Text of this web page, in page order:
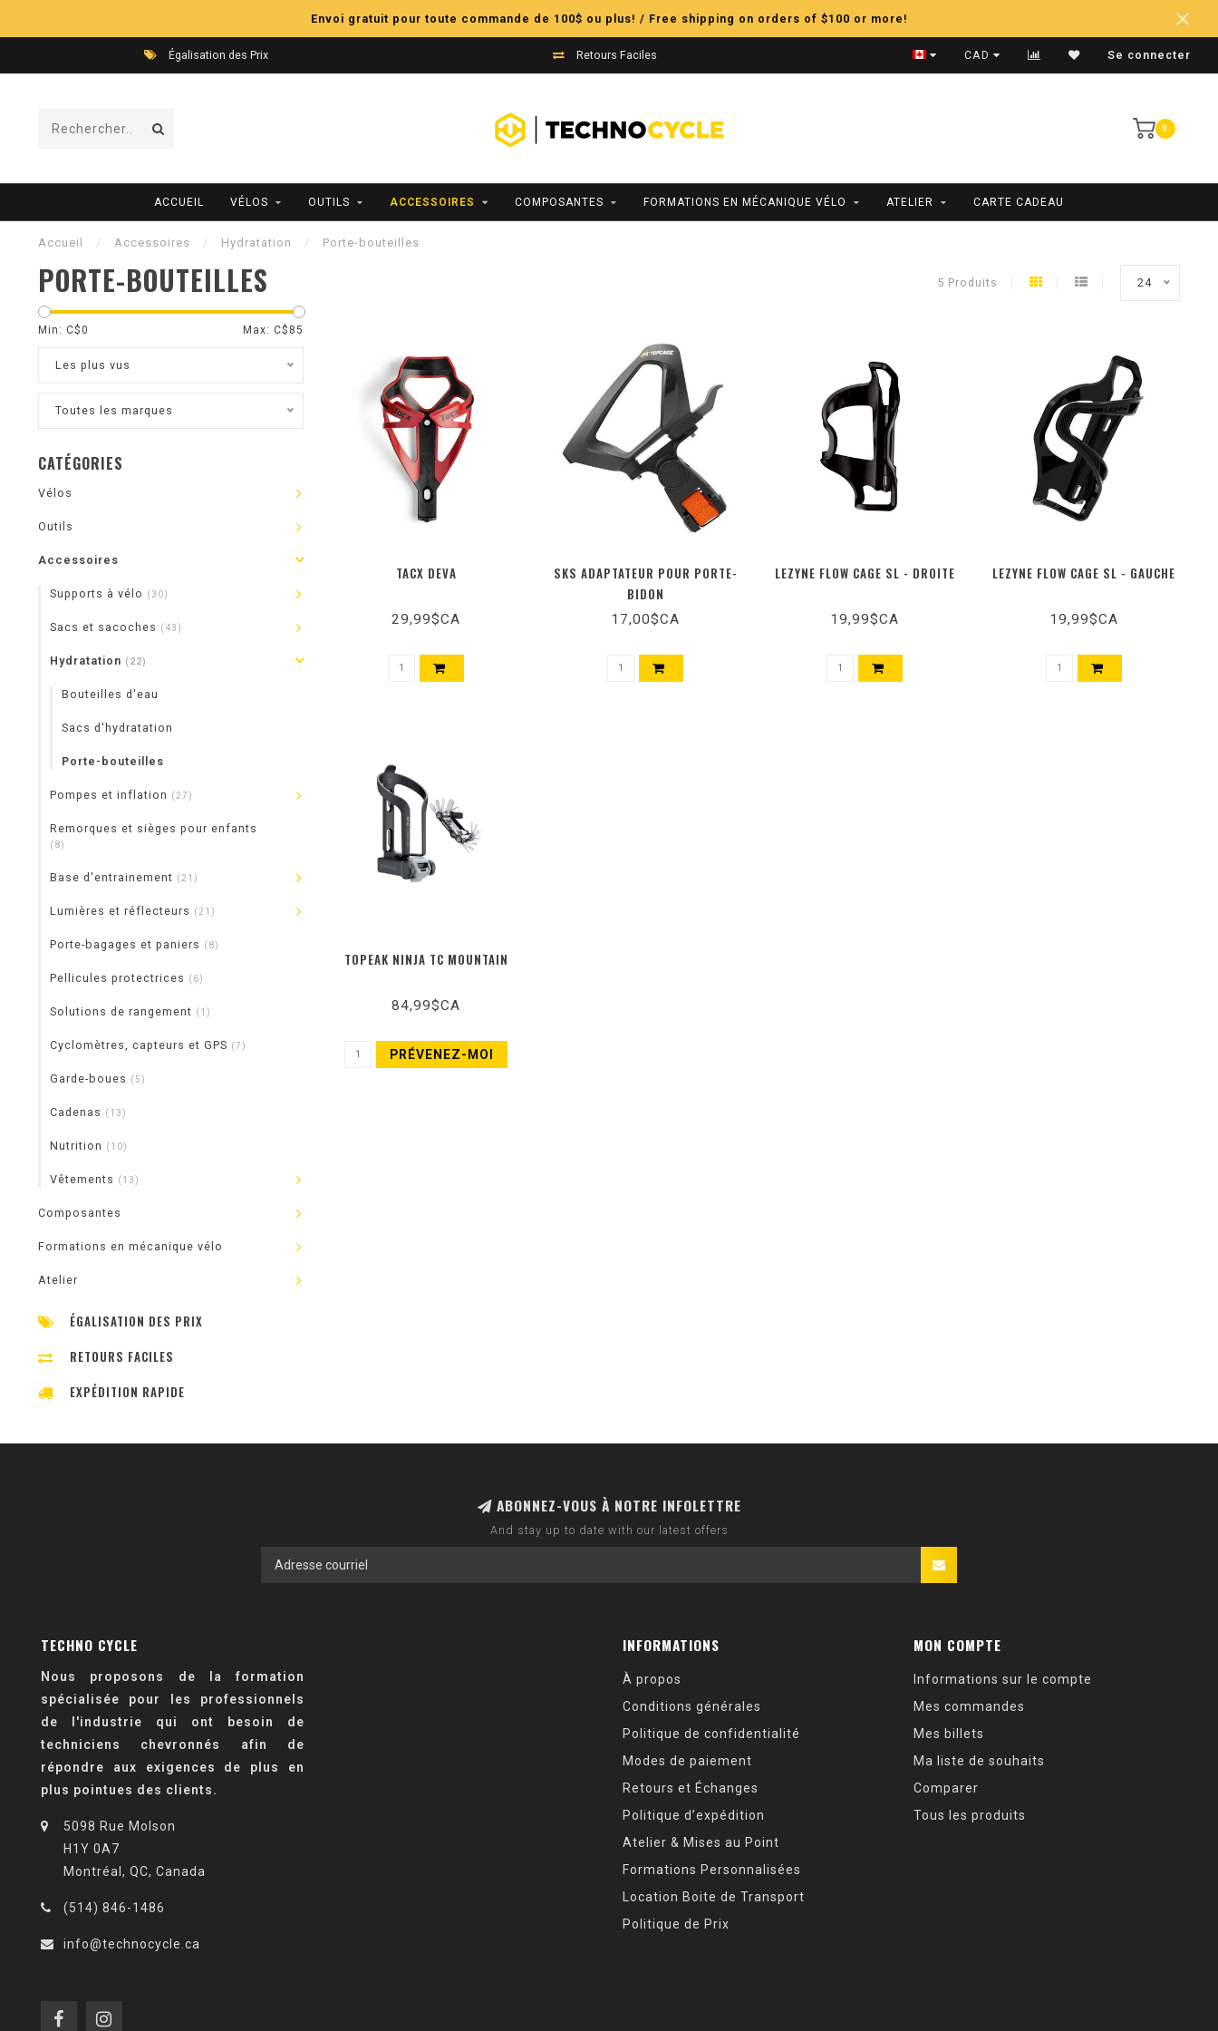
Envoi gratuit pour toute commande de 100$ ou plus! / Free shipping on orders of $100 or more!
Égalisation des Prix Retours Faciles Expédition Rapide
CAD Se connecter
0
ACCUEIL VÉLOS OUTILS ACCESSOIRES COMPOSANTES FORMATIONS EN MÉCANIQUE VÉLO ATELIER CARTE CADEAU
Accueil / Accessoires / Hydratation / Porte-bouteilles
PORTE-BOUTEILLES 5 Produits 24
Min: C$0 Max: C$ 85
Les plus vus
Toutes les marques
CATÉGORIES
Vélos
Outils
Accessoires
Supports à vélo (30)
Sacs et sacoches (43)
Hydratation (22)
Bouteilles d'eau
Sacs d'hydratation
Porte-bouteilles
Pompes et inflation (27)
Remorques et sièges pour enfants
(8)
Base d'entrainement (21)
Lumières et réflecteurs (21)
Porte-bagages et paniers (8)
Pellicules protectrices (6)
Solutions de rangement (1)
Cyclomètres, capteurs et GPS (7)
Garde-boues (5)
Cadenas (13)
Nutrition (10)
Vêtements (13)
Composantes
Formations en mécanique vélo
Atelier
ÉGALISATION DES PRIX
RETOURS FACILES
EXPÉDITION RAPIDE
TACX DEVA
29,99$CA
SKS ADAPTATEUR POUR PORTE-
BIDON
17,00$CA
LEZYNE FLOW CAGE SL - DROITE
19,99$CA
LEZYNE FLOW CAGE SL - GAUCHE
19,99$CA
TOPEAK NINJA TC MOUNTAIN
84,99$CA
PRÉVENEZ-MOI
ABONNEZ-VOUS À NOTRE INFOLETTRE
And stay up to date with our latest offers
TECHNO CYCLE
Nous proposons de la formation
spécialisée pour les professionnels
de l'industrie qui ont besoin de
techniciens chevronnés afin de
répondre aux exigences de plus en
plus pointues des clients.
5098 Rue Molson
H1Y 0A7
Montréal, QC, Canada
(514) 846-1486
info@technocycle.ca
INFORMATIONS
À propos
Conditions générales
Politique de confidentialité
Modes de paiement
Retours et Échanges
Politique d’expédition
Atelier & Mises au Point
Formations Personnalisées
Location Boite de Transport
Politique de Prix
MON COMPTE
Informations sur le compte
Mes commandes
Mes billets
Ma liste de souhaits
Comparer
Tous les produits